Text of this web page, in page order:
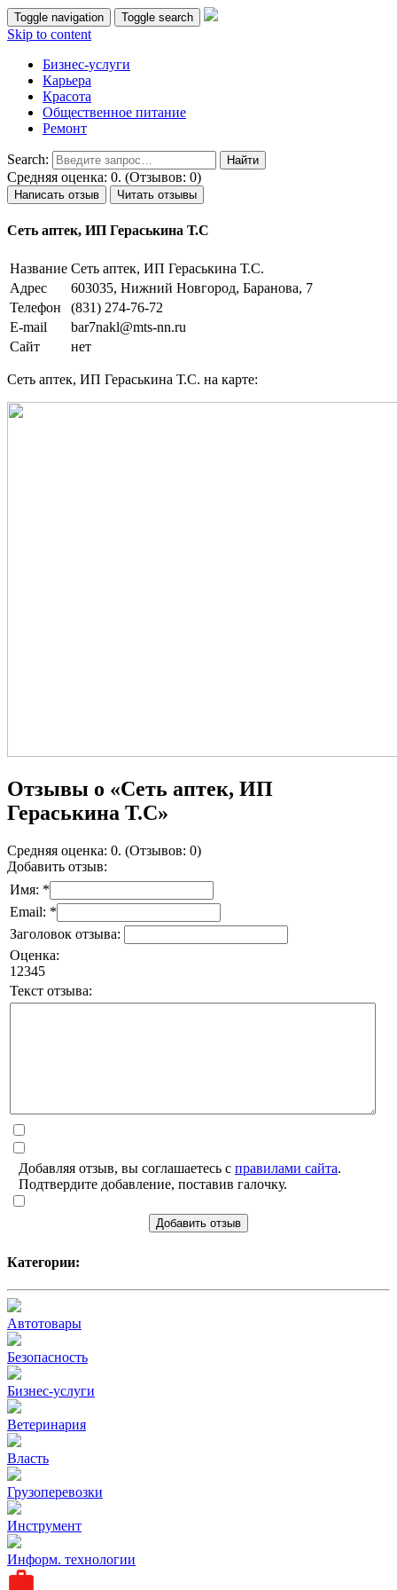
Toggle navigation Toggle search
Skip to content
Бизнес-услуги
Карьера
Красота
Общественное питание
Ремонт
Search:
Средняя оценка: 0. (Отзывов: 0)
Написать отзыв Читать отзывы
Сеть аптек, ИП Гераськина Т.С
Название Сеть аптек, ИП Гераськина Т.С.
Адрес
603035, Нижний Новгород, Баранова, 7
Телефон
(831) 274-76-72
E-mail
bar7nakl@mts-nn.ru
Сайт
нет
Сеть аптек, ИП Гераськина Т.С. на карте:
Отзывы о «Сеть аптек, ИП
Гераськина Т.С»
Средняя оценка: 0. (Отзывов: 0)
Добавить отзыв:
Имя: *
Email: *
Заголовок отзыва:
Оценка:
1 2345
Текст отзыва:
Добавляя отзыв, вы соглашаетесь с правилами сайта.
Подтвердите добавление, поставив галочку.
Добавить отзыв
Категории:
Автотовары
Безопасность
Бизнес-услуги
Ветеринария
Власть
Грузоперевозки
Инструмент
Информ. технологии